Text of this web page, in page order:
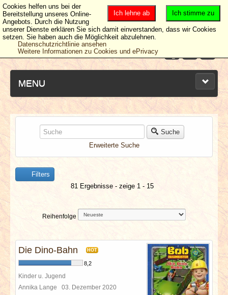
MENU
NEUESTE ARTIKEL
NEWS & DATES
BERICHTE
VERLOSUNGEN
SPECIALS
REDAKTION
Suche
Erweiterte Suche
Filters
81 Ergebnisse - zeige 1 - 15
Reihenfolge
Die Dino-Bahn HOT
8,2
Kinder u. Jugend
Annika Lange 03. Dezember 2020
Ich stimme zu
Ich lehne ab
Cookies helfen uns bei der
Bereitstellung unseres Online-
Angebots. Durch die Nutzung
unserer Dienste erklären Sie sich damit einverstanden, dass wir Cookies
setzen. Sie haben auch die Möglichkeit abzulehnen.
Datenschutzrichtlinie ansehen
Weitere Informationen zu Cookies und ePrivacy